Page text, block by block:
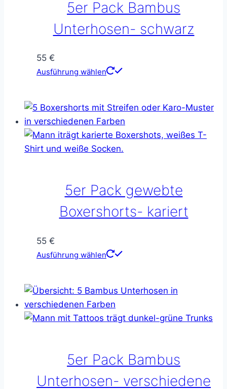
5er Pack Bambus
Unterhosen- schwarz
55 €
Ausführung wählen
Dieses
mehrere
Varianten
auf.
Die
auf
der
Produktseite
werden
5er Pack gewebte
Boxershorts- kariert
55 €
Ausführung wählen
Dieses
mehrere
auf.
können
auf
5er Pack Bambus
Unterhosen- verschiedene